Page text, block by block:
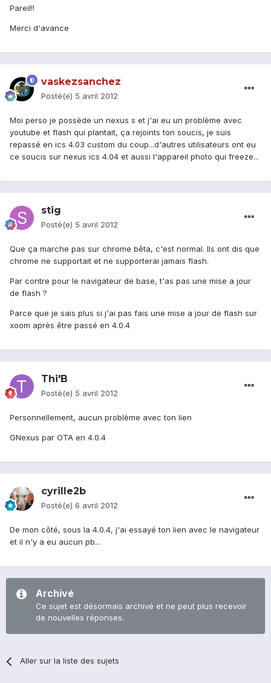
Pareil!!
Merci d'avance
vaskezsanchez
Posté(e) 5 avril 2012
Moi perso je possède un nexus s et j'ai eu un problème avec
youtube et flash qui plantait, ça rejoints ton soucis, je suis
repassé en ics 4.03 custom du coup...d'autres utilisateurs ont eu
ce soucis sur nexus ics 4.04 et aussi l'appareil photo qui freeze...
stig
Posté(e) 5 avril 2012
Que ça marche pas sur chrome bêta, c'est normal. Ils ont dis que
chrome ne supportait et ne supporterai jamais flash.
Par contre pour le navigateur de base, t'as pas une mise a jour
de flash ?
Parce que je sais plus si j'ai pas fais une mise a jour de flash sur
xoom après être passé en 4.0.4
Thi'B
Posté(e) 5 avril 2012
Personnellement, aucun problème avec ton lien
GNexus par OTA en 4.0.4
cyrille2b
Posté(e) 6 avril 2012
De mon côté, sous la 4.0.4, j'ai essayé ton lien avec le navigateur
et il n'y a eu aucun pb...
Archivé
Ce sujet est désormais archivé et ne peut plus recevoir
de nouvelles réponses.
Aller sur la liste des sujets